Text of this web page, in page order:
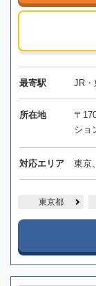
最寄駅 JR・
所在地
〒
ショ
対応エリア 東京
東京都